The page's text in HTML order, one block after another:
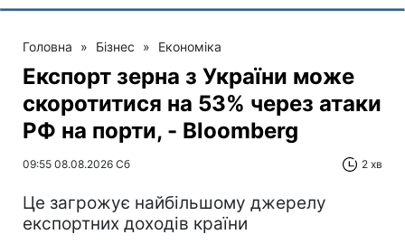
Головна » Бізнес » Економіка
Експорт зерна з України може
скоротитися на 53% через атаки
РФ на порти, - Bloomberg
09:55 08.08.2026 Сб 2 хв
Це загрожує найбільшому джерелу
експортних доходів країни